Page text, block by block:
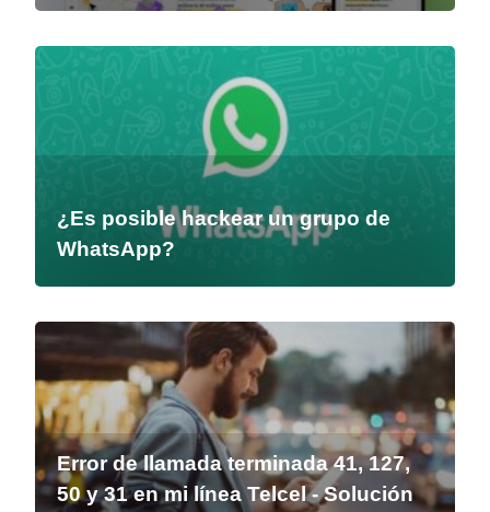
¿Es posible hackear un grupo de
WhatsApp?
Error de llamada terminada 41, 127,
50 y 31 en mi línea Telcel - Solución